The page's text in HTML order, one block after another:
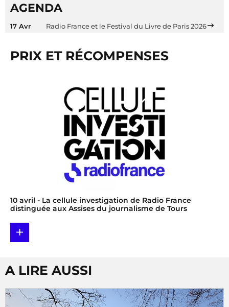
AGENDA
17 Avr Radio France et le Festival du Livre de Paris 2026
PRIX ET RÉCOMPENSES
10 avril - La cellule investigation de Radio France
distinguée aux Assises du journalisme de Tours
+
A LIRE AUSSI